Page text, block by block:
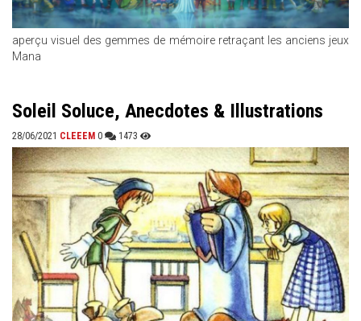
aperçu visuel des gemmes de mémoire retraçant les anciens jeux
Mana
Soleil Soluce, Anecdotes & Illustrations
28/06/2021 CLEEEM 0 1473